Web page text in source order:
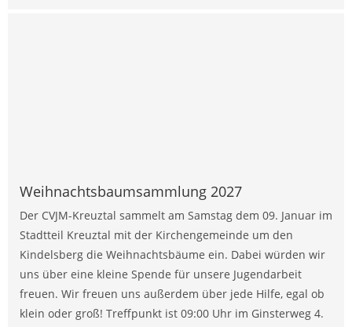
Weihnachtsbaumsammlung 2027
Der CVJM-Kreuztal sammelt am Samstag dem 09. Januar im
Stadtteil Kreuztal mit der Kirchengemeinde um den
Kindelsberg die Weihnachtsbäume ein. Dabei würden wir
uns über eine kleine Spende für unsere Jugendarbeit
freuen. Wir freuen uns außerdem über jede Hilfe, egal ob
klein oder groß! Treffpunkt ist 09:00 Uhr im Ginsterweg 4.